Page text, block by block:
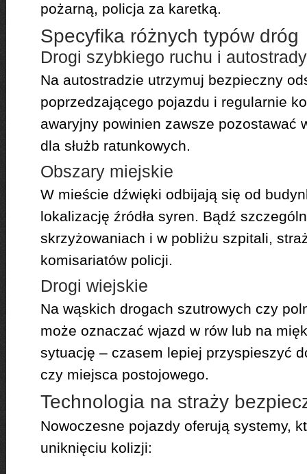
pożarną, policja za karetką.
Specyfika różnych typów dróg
Drogi szybkiego ruchu i autostrady
Na autostradzie utrzymuj bezpieczny
poprzedzającego pojazdu i regularnie
awaryjny powinien zawsze pozostawać
dla służb ratunkowych.
Obszary miejskie
W mieście dźwięki odbijają się od
lokalizację źródła syren. Bądź
skrzyżowaniach i w pobliżu szpitali,
komisariatów policji.
Drogi wiejskie
Na wąskich drogach szutrowych czy
może oznaczać wjazd w rów lub na
sytuację – czasem lepiej przyspieszyć
czy miejsca postojowego.
Technologia na straży
Nowoczesne pojazdy oferują systemy,
uniknięciu kolizji: